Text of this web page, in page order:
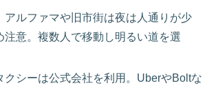
アルファマや旧市街は夜は人通りが少
注意。複数人で移動し明るい道を選
クシーは公式会社を利用。UberやBoltな